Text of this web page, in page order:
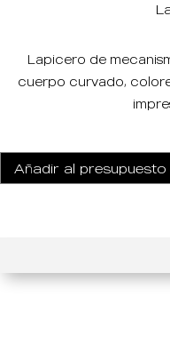
Lapicero de
cuerpo curvado,
Añadir al presupuesto